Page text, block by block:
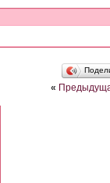
«